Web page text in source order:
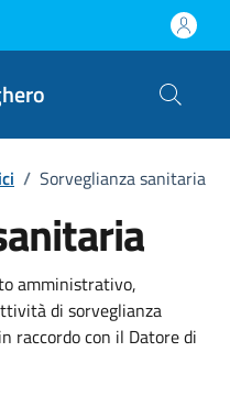
/ Sorveglianza sanitaria
amministrativo,
di sorveglianza
raccordo con il Datore di